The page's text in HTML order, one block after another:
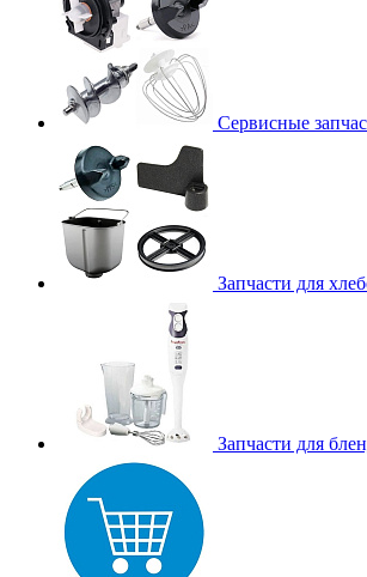
Сервисные
Запчасти для
Запчасти для